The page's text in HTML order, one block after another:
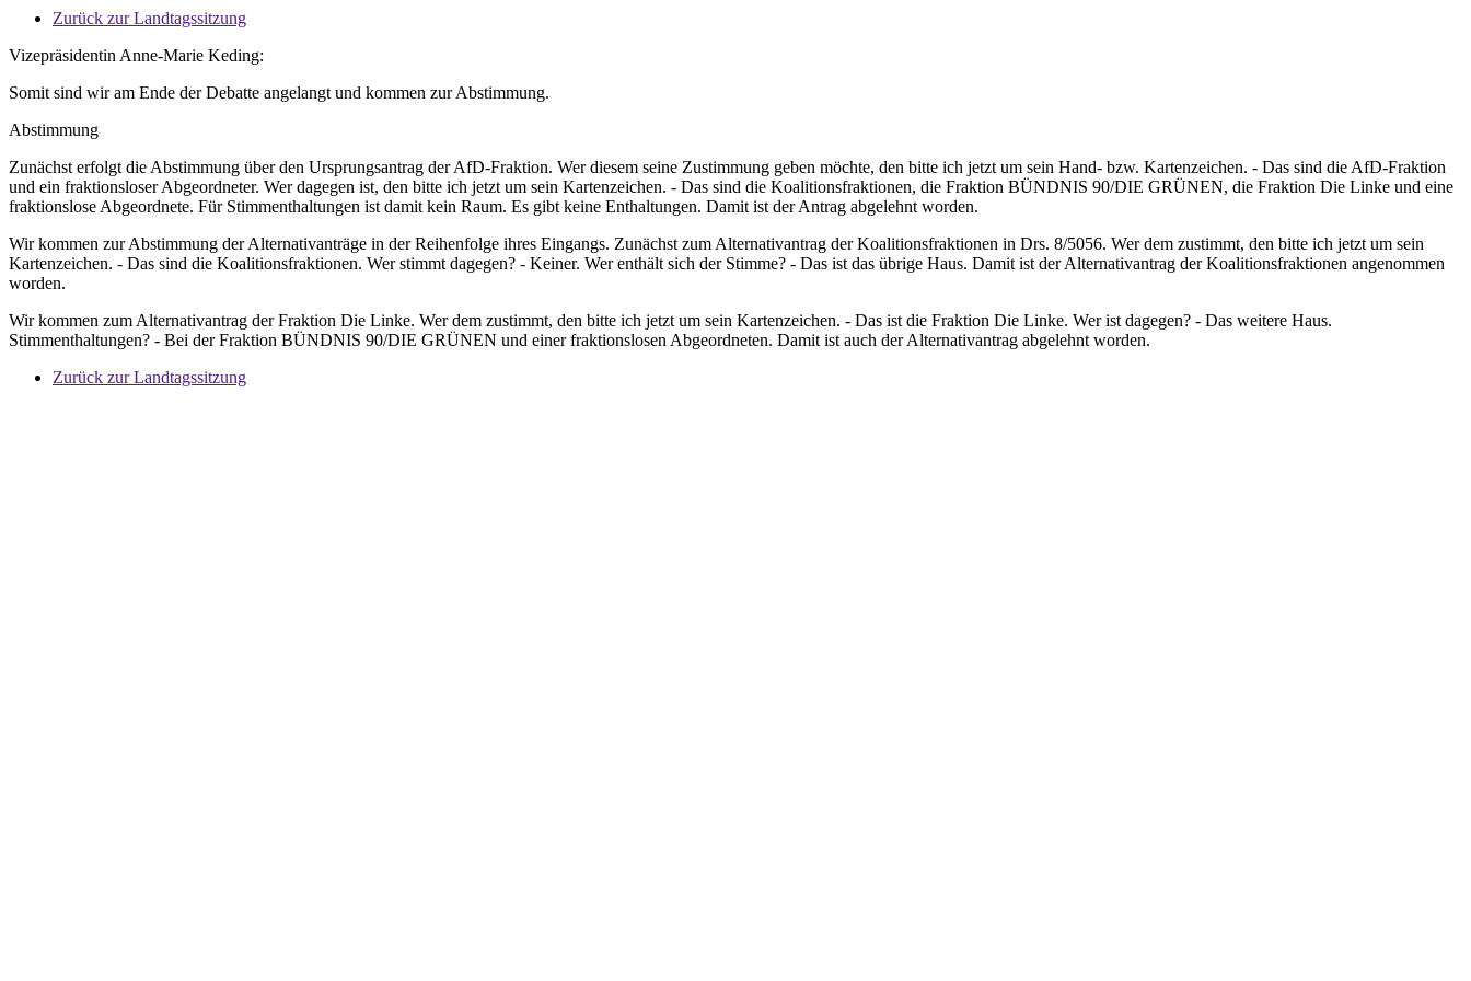
Zurück zur Landtagssitzung
Vizepräsidentin Anne-Marie Keding:
Somit sind wir am Ende der Debatte angelangt und kommen zur Abstimmung.
Abstimmung
Zunächst erfolgt die Abstimmung über den Ursprungsantrag der AfD-Fraktion. Wer diesem seine Zustimmung geben möchte, den bitte ich jetzt um sein Hand- bzw. Kartenzeichen. - Das sind die AfD-Fraktion
und ein fraktionsloser Abgeordneter. Wer dagegen ist, den bitte ich jetzt um sein Kartenzeichen. - Das sind die Koalitionsfraktionen, die Fraktion BÜNDNIS 90/DIE GRÜNEN, die Fraktion Die Linke und eine
fraktionslose Abgeordnete. Für Stimmenthaltungen ist damit kein Raum. Es gibt keine Enthaltungen. Damit ist der Antrag abgelehnt worden.
Wir kommen zur Abstimmung der Alternativanträge in der Reihenfolge ihres Eingangs. Zunächst zum Alternativantrag der Koalitionsfraktionen in Drs. 8/5056. Wer dem zustimmt, den bitte ich jetzt um sein
Kartenzeichen. - Das sind die Koalitionsfraktionen. Wer stimmt dagegen? - Keiner. Wer enthält sich der Stimme? - Das ist das übrige Haus. Damit ist der Alternativantrag der Koalitionsfraktionen angenommen
worden.
Wir kommen zum Alternativantrag der Fraktion Die Linke. Wer dem zustimmt, den bitte ich jetzt um sein Kartenzeichen. - Das ist die Fraktion Die Linke. Wer ist dagegen? - Das weitere Haus.
Stimmenthaltungen? - Bei der Fraktion BÜNDNIS 90/DIE GRÜNEN und einer fraktionslosen Abgeordneten. Damit ist auch der Alternativantrag abgelehnt worden.
Zurück zur Landtagssitzung